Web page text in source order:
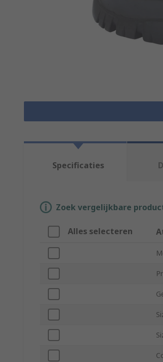
Specificaties
Zoek vergelijkbare
Alles selecteren